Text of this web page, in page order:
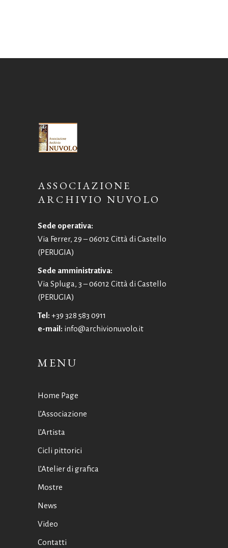
ASSOCIAZIONE
ARCHIVIO NUVOLO
Sede operativa:
Via Ferrer, 29 – 06012 Città di Castello
(PERUGIA)
Sede amministrativa:
Via Spluga, 3 – 06012 Città di Castello
(PERUGIA)
Tel: +39 328 583 0911
e-mail: info@archivionuvolo.it
MENU
Home Page
L’Associazione
L’Artista
Cicli pittorici
L’Atelier di grafica
Mostre
News
Video
Contatti